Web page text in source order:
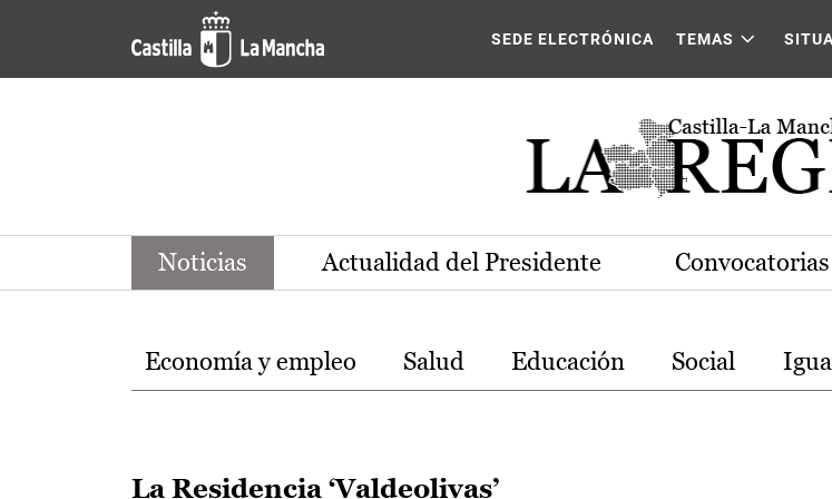
Pasar al contenido principal
Noticias de la región de Castilla-La Mancha
SEDE ELECTRÓNICA TEMAS
Noticias Actualidad del Presidente Convocatorias
Temas
Economía y empleo Salud Educación Social
La Residencia ‘Valdeolivas’